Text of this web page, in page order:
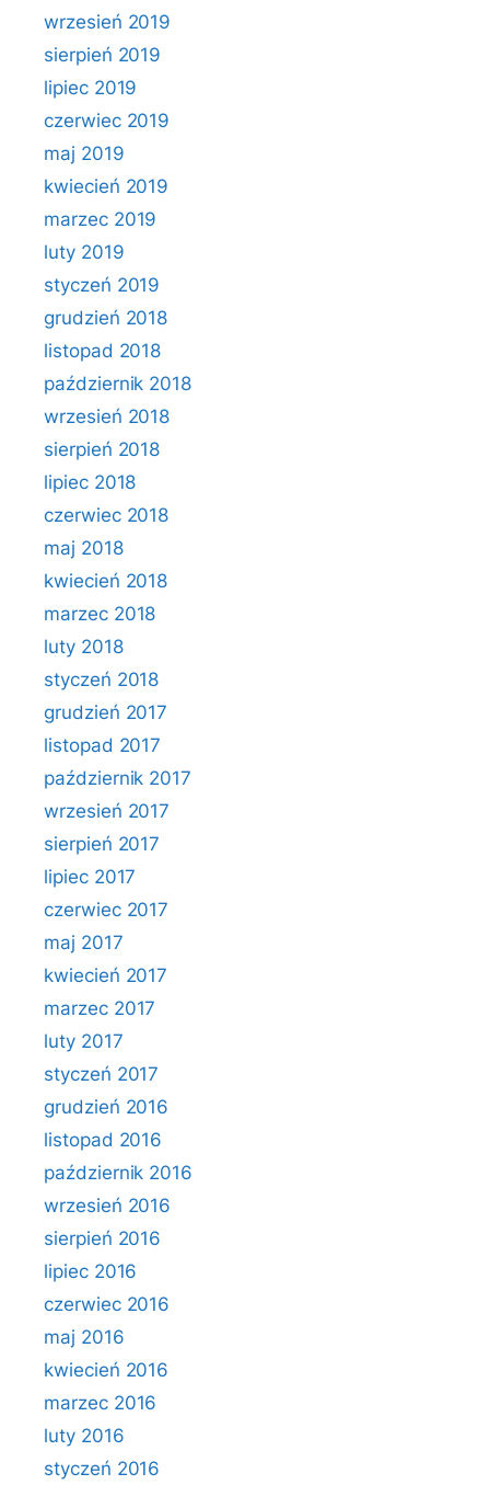
wrzesień 2019
sierpień 2019
lipiec 2019
czerwiec 2019
maj 2019
kwiecień 2019
marzec 2019
luty 2019
styczeń 2019
grudzień 2018
listopad 2018
październik 2018
wrzesień 2018
sierpień 2018
lipiec 2018
czerwiec 2018
maj 2018
kwiecień 2018
marzec 2018
luty 2018
styczeń 2018
grudzień 2017
listopad 2017
październik 2017
wrzesień 2017
sierpień 2017
lipiec 2017
czerwiec 2017
maj 2017
kwiecień 2017
marzec 2017
luty 2017
styczeń 2017
grudzień 2016
listopad 2016
październik 2016
wrzesień 2016
sierpień 2016
lipiec 2016
czerwiec 2016
maj 2016
kwiecień 2016
marzec 2016
luty 2016
styczeń 2016